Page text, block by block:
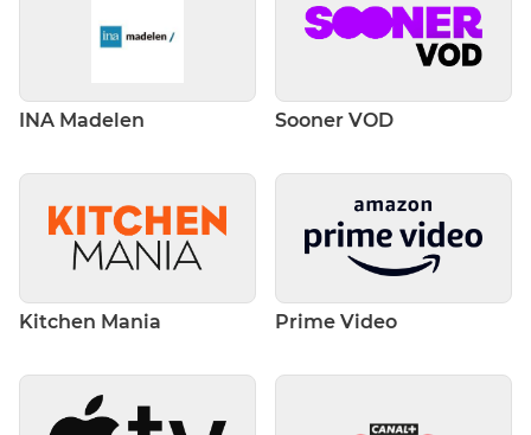
INA Madelen Sooner VOD
Kitchen Mania Prime Video